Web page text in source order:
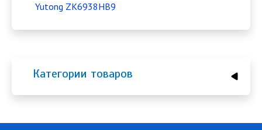
Yutong ZK6938HB9
Категории товаров